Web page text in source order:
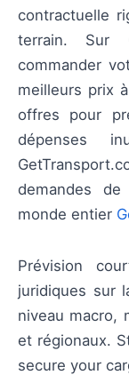
contractuelle
terrain. Sur
commander
meilleurs prix
offres pour
dépenses
demandes
monde entier
Prévision
juridiques sur
niveau macro,
et régionaux.
secure your